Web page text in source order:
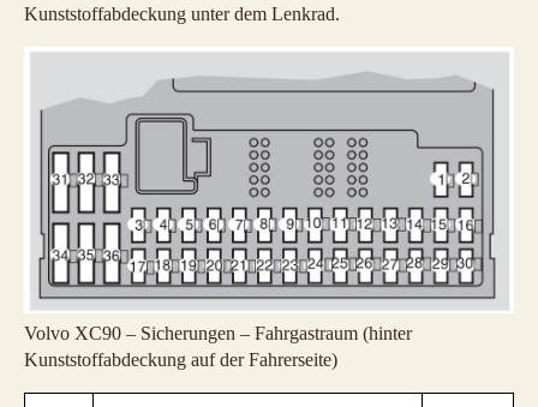
Kunststoffabdeckung unter dem Lenkrad.
Volvo XC90 – Sicherungen – Fahrgastraum (hinter
Kunststoffabdeckung auf der Fahrerseite)